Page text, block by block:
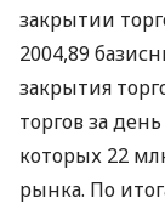
закрытии
2004,89
закрытия
торгов за
которых 22
рынка. По